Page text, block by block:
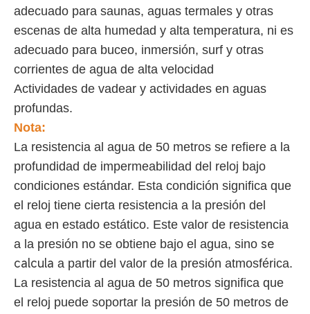
adecuado para saunas, aguas termales y otras
escenas de alta humedad y alta temperatura, ni es
adecuado para buceo, inmersión, surf y otras
corrientes de agua de alta velocidad
Actividades de vadear y actividades en aguas
profundas.
Nota:
La resistencia al agua de 50 metros se refiere a la
profundidad de impermeabilidad del reloj bajo
condiciones estándar. Esta condición significa que
el reloj tiene cierta resistencia a la presión del
agua en estado estático. Este valor de resistencia
a la presión no se obtiene bajo el agua, sino se
calcula a partir del valor de la presión atmosférica.
La resistencia al agua de 50 metros significa que
el reloj puede soportar la presión de 50 metros de